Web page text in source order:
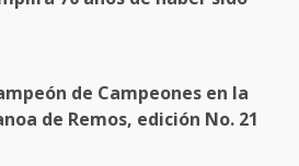
de Campeones en la
de Remos, edición No. 21